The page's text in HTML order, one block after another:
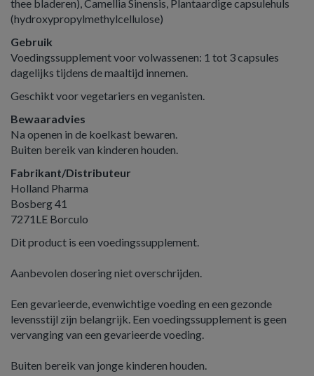
thee bladeren), Camellia Sinensis, Plantaardige capsulehuls
(hydroxypropylmethylcellulose)
Gebruik
Voedingssupplement voor volwassenen: 1 tot 3 capsules
dagelijks tijdens de maaltijd innemen.
Geschikt voor vegetariers en veganisten.
Bewaaradvies
Na openen in de koelkast bewaren.
Buiten bereik van kinderen houden.
Fabrikant/Distributeur
Holland Pharma
Bosberg 41
7271LE Borculo
Dit product is een voedingssupplement.
Aanbevolen dosering niet overschrijden.
Een gevarieerde, evenwichtige voeding en een gezonde
levensstijl zijn belangrijk. Een voedingssupplement is geen
vervanging van een gevarieerde voeding.
Buiten bereik van jonge kinderen houden.